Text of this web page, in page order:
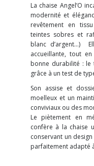
La chaise Angel’O
modernité et
revêtement en
teintes sobres et
blanc d’argent…)
accueillante, tout
bonne durabilité : le
grâce à un test de
Son assise et
moelleux et un
conviviaux ou des
Le piètement en
confère à la chaise
conservant un
parfaitement adapté